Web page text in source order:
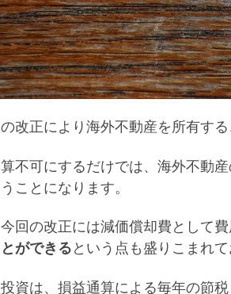
改正により海外不動産を所有す
不可にするだけでは、海外不動
ことになります。
回の改正には減価償却費として
ができる という点も盛りこまれ
資は、損益通算による毎年の節